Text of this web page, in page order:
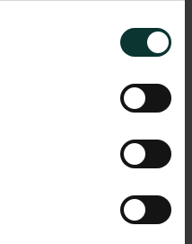
földrajzi
annak konkrét
aktív ellenőrzésével
a